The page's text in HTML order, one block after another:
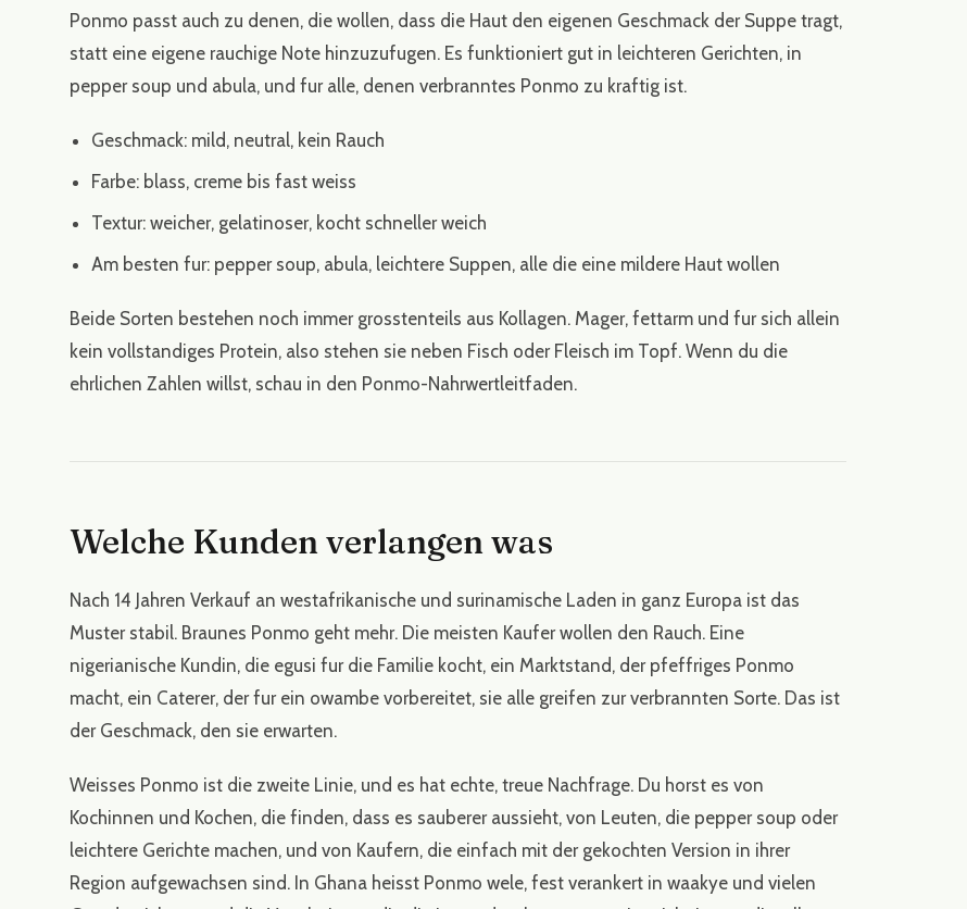
Ponmo passt auch zu denen, die wollen, dass die Haut den eigenen Geschmack der Suppe tragt,
statt eine eigene rauchige Note hinzuzufugen. Es funktioniert gut in leichteren Gerichten, in
pepper soup und abula, und fur alle, denen verbranntes Ponmo zu kraftig ist.
Geschmack: mild, neutral, kein Rauch
Farbe: blass, creme bis fast weiss
Textur: weicher, gelatinoser, kocht schneller weich
Am besten fur: pepper soup, abula, leichtere Suppen, alle die eine mildere Haut wollen
Beide Sorten bestehen noch immer grosstenteils aus Kollagen. Mager, fettarm und fur sich allein
kein vollstandiges Protein, also stehen sie neben Fisch oder Fleisch im Topf. Wenn du die
ehrlichen Zahlen willst, schau in den Ponmo-Nahrwertleitfaden.
Welche Kunden verlangen was
Nach 14 Jahren Verkauf an westafrikanische und surinamische Laden in ganz Europa ist das
Muster stabil. Braunes Ponmo geht mehr. Die meisten Kaufer wollen den Rauch. Eine
nigerianische Kundin, die egusi fur die Familie kocht, ein Marktstand, der pfeffriges Ponmo
macht, ein Caterer, der fur ein owambe vorbereitet, sie alle greifen zur verbrannten Sorte. Das ist
der Geschmack, den sie erwarten.
Weisses Ponmo ist die zweite Linie, und es hat echte, treue Nachfrage. Du horst es von
Kochinnen und Kochen, die finden, dass es sauberer aussieht, von Leuten, die pepper soup oder
leichtere Gerichte machen, und von Kaufern, die einfach mit der gekochten Version in ihrer
Region aufgewachsen sind. In Ghana heisst Ponmo wele, fest verankert in waakye und vielen